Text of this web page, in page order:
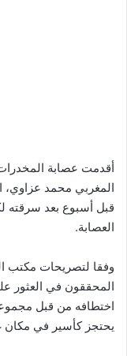
أقدمت عصابة
قبل أسبوع بعد سرقته
العصابة.
وفقا لتصريحات مكتب
اختطافه من قبل
يحتجز كأسير في مكان